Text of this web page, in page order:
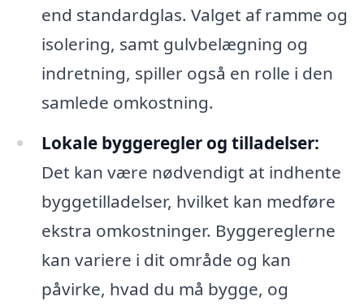
end standardglas. Valget af ramme og
isolering, samt gulvbelægning og
indretning, spiller også en rolle i den
samlede omkostning.
Lokale byggeregler og tilladelser:
Det kan være nødvendigt at indhente
byggetilladelser, hvilket kan medføre
ekstra omkostninger. Byggereglerne
kan variere i dit område og kan
påvirke, hvad du må bygge, og